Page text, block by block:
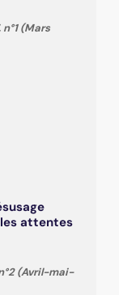
(Mars
attentes
(Avril-mai-